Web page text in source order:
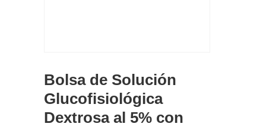
Bolsa de Solución
Glucofisiológica
Dextrosa al 5% con